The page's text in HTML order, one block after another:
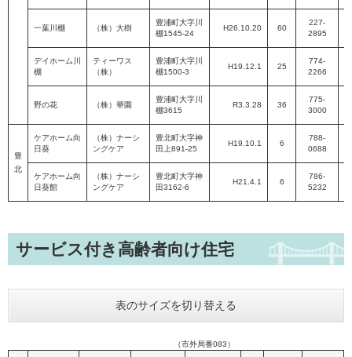
一葉川棚 （株）大樹
豊浦町大字川
棚1545-24
H26.10.20 60
227-
2895
デイホーム川
棚
ティーワス
（株）
豊浦町大字川
棚1500-3
H19.12.1 25
774-
2266
野の花 （株）華園
豊浦町大字川
棚3615
R3.3.28 36
775-
3000
豊
北
ケアホーム向
日葵
（株）ナーシ
ングケア
豊北町大字神
田上891-25
H19.10.1 6
788-
0688
ケアホーム向
日葵館
（株）ナーシ
ングケア
豊北町大字神
田3162-6
H21.4.1 6
786-
5232
サービス付き高齢者向け住宅
表のサイズを切り替える
（市外局番083）